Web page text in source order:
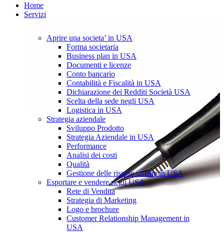
Home
Servizi
Aprire una societa’ in USA
Forma societaria
Business plan in USA
Documenti e licenze
Conto bancario
Contabilità e Fiscalità in USA
Dichiarazione dei Redditi Società USA
Scelta della sede negli USA
Logistica in USA
Strategia aziendale
Sviluppo Prodotto
Strategia Aziendale in USA
Performance
Analisi dei costi
Qualità
Gestione delle risorse umane in USA
Esportare e vendere negli USA
Rete di Vendita
Strategia di Marketing
Logo e brochure
Customer Relationship Management in
USA